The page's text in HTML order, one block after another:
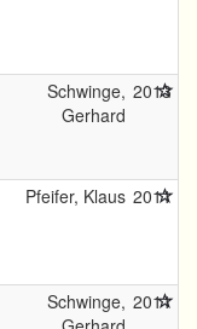
Schwinge,
Gerhard
2013
Pfeifer, Klaus 2011
Schwinge, 2011